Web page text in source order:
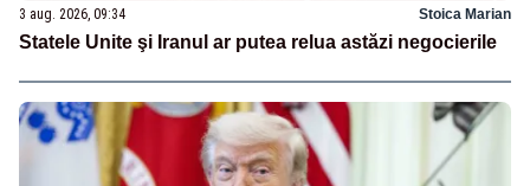
3 aug. 2026, 09:34 Stoica Marian
Statele Unite şi Iranul ar putea relua astăzi negocierile